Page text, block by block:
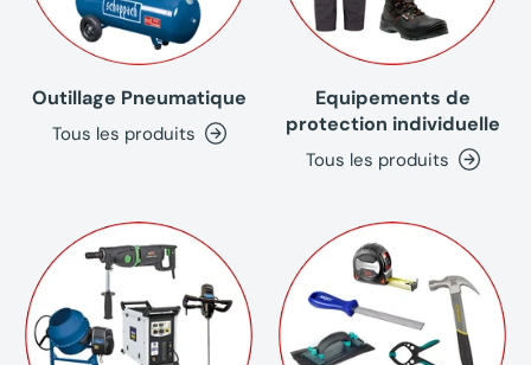
Outillage Pneumatique
Tous les produits
Equipements de
protection individuelle
Tous les produits